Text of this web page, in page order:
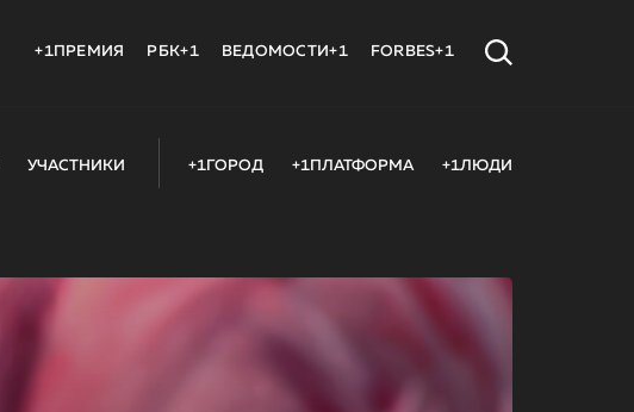
+1ПРЕМИЯ РБК+1 ВЕДОМОСТИ+1 FORBES+1
УЧАСТНИКИ +1ГОРОД +1ПЛАТФОРМА +1ЛЮДИ